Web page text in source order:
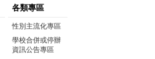
各類專區
性別主流化專區
學校合併或停辦
資訊公告專區